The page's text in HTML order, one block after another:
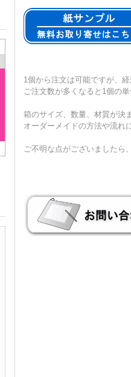
1個から注文は可能ですが、経
ご注文数が多くなると1個の単
箱のサイズ、数量、材質が決
オーダーメイドの方法や流れ
ご不明な点がございましたら